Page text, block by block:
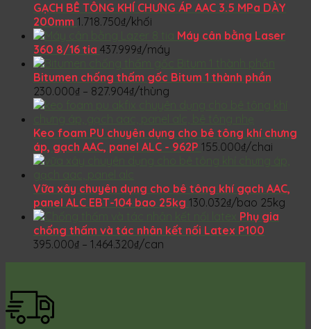
GẠCH BÊ TÔNG KHÍ CHƯNG ÁP AAC 3.5 MPa DÀY
200mm 1.718.750₫/khối
Máy cân bằng Laser
360 8/16 tia 437.999₫/máy
Bitumen chống thấm gốc Bitum 1 thành phần
230.000₫ – 827.904₫Khoảng
230.000₫
đến
/thùng
Keo foam PU chuyên dụng cho bê tông khí chưng
áp, gạch AAC, panel ALC - 962P 155.000₫/chai
Vữa xây chuyên dụng cho bê tông khí gạch AAC,
panel ALC EBT-104 bao 25kg 130.032₫/bao 25kg
Phụ gia
chống thấm và tác nhân kết nối Latex P100
395.000₫ – 1.464.320₫Khoảng
/can